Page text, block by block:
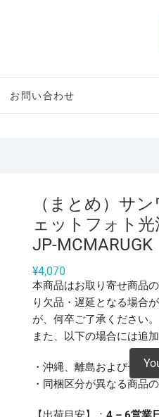
お問い合わせ
（まとめ）サ
ェットフォト
JP-MCMARUGK
¥4,070
本商品はお取り寄せ商品
り欠品・遅延となる場合
が、何卒ご了承ください。
また、以下の場合には追
・沖縄、離島および一部
・同梱区分が異なる商品